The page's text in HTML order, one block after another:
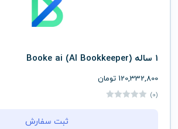
1 ساله (AI Bookkeeper) Booke ai
120,332,800 تومان
(0)
ثبت سفارش